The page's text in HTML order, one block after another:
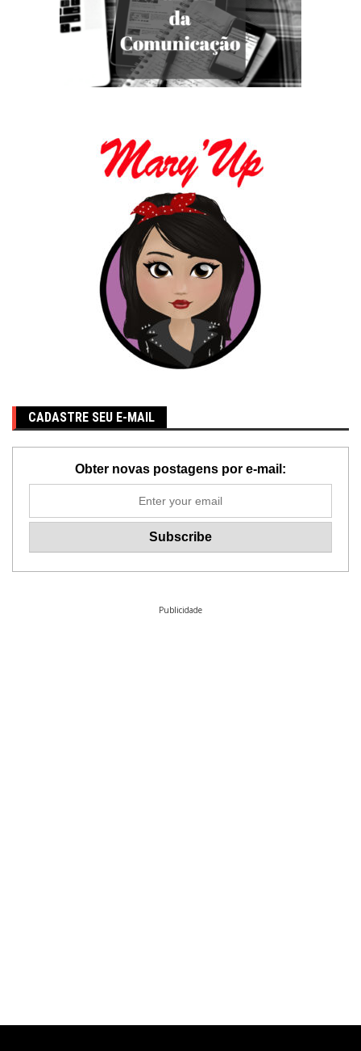
CADASTRE SEU E-MAIL
Obter novas postagens por e-mail:
Publicidade